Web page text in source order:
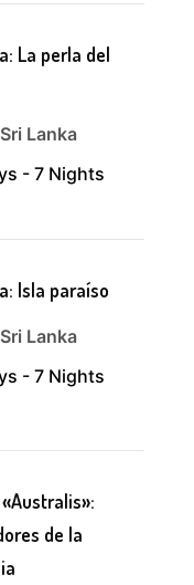
La perla del
Sri Lanka
- 7 Nights
Isla paraíso
Sri Lanka
- 7 Nights
de la